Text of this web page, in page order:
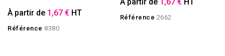
À partir de 1,67 € HT
Référence 8380
Référence 2662